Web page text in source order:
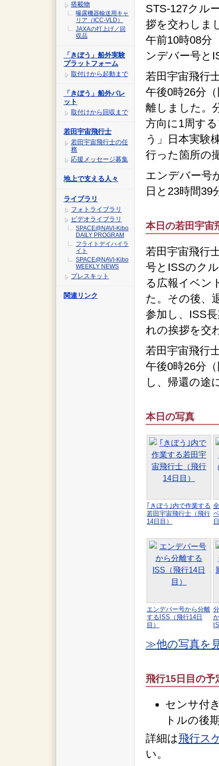
搭載物
曝露機器輸送用キャ
リア（ICC-VLD）
JAXAの打上げ／回
収品
「きぼう」船外実験
プラットフォーム
取付けから起動まで
「きぼう」船外パレ
ット
取付けから回収まで
若田宇宙飛行士
若田宇宙飛行士の任
務
応援メッセージ募集
地上で支える人々
ライブラリ
フォトライブラリ
ビデオライブラリ
SPACE@NAVI-Kibo
DAILY PROGRAM
フライトデイハイラ
イト
SPACE@NAVI-Kibo
WEEKLY NEWS
プレスキット
関連リンク
STS-127クル
拶を交わしま
午前10時08分
ンデバー号と
若田宇宙飛行
午後0時26分
離しました。
方向に1周す
う」日本実験
行った箇所の
エンデバー号
日と23時間39
本日の若田宇宙
若田宇宙飛行
号とISSのク
る広報イベン
た。その後、
参加し、ISS
れの挨拶を交
若田宇宙飛行
午後0時26分
し、帰還の途
本日の写真
｢きぼう｣内で作業する
若田宇宙飛行士（飛行
14日目）
エンデバー号から分離
するISS（飛行14日
目）
≫他の写真を
飛行15日目の予
センサ付
トルの後
詳細は飛行ス
い。